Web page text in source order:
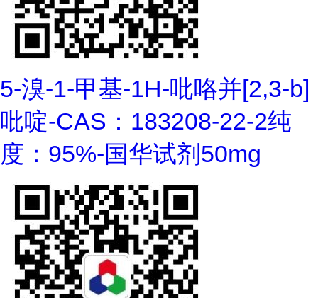
5-溴-1-甲基-1H-吡咯并[2,3-b]
吡啶-CAS：183208-22-2纯
度：95%-国华试剂50mg